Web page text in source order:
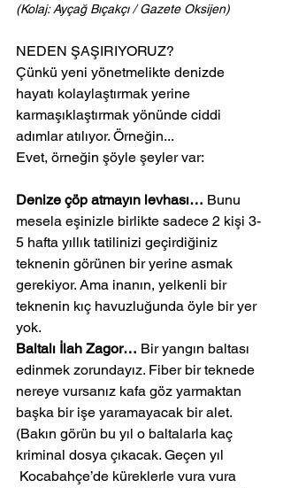
(Kolaj: Ayçağ Bıçakçı / Gazete Oksijen)
NEDEN ŞAŞIRIYORUZ?
Çünkü yeni yönetmelikte denizde
hayatı kolaylaştırmak yerine
karmaşıklaştırmak yönünde ciddi
adımlar atılıyor. Örneğin...
Evet, örneğin şöyle şeyler var:
Denize çöp atmayın levhası… Bunu
mesela eşinizle birlikte sadece 2 kişi 3-
5 hafta yıllık tatilinizi geçirdiğiniz
teknenin görünen bir yerine asmak
gerekiyor. Ama inanın, yelkenli bir
teknenin kıç havuzluğunda öyle bir yer
yok.
Baltalı İlah Zagor… Bir yangın baltası
edinmek zorundayız. Fiber bir teknede
nereye vursanız kafa göz yarmaktan
başka bir işe yaramayacak bir alet.
(Bakın görün bu yıl o baltalarla kaç
kriminal dosya çıkacak. Geçen yıl
Kocabahçe’de küreklerle vura vura